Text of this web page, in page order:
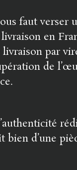
faut verser
en
par
de
bien d’une